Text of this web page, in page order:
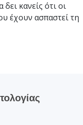
κανείς ότι οι
έχουν ασπαστεί τη